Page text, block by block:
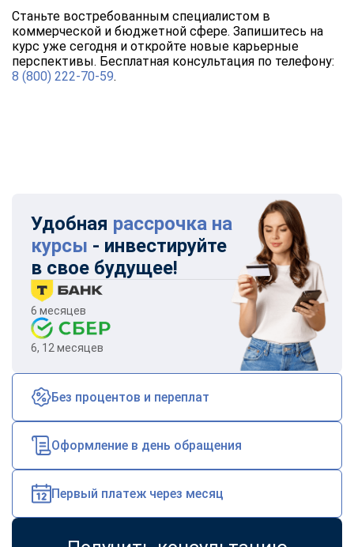
Станьте востребованным специалистом в
коммерческой и бюджетной сфере. Запишитесь на
курс уже сегодня и откройте новые карьерные
перспективы. Бесплатная консультация по телефону:
8 (800) 222-70-59.
Удобная рассрочка на
курсы - инвестируйте
в свое будущее!
6 месяцев
6, 12 месяцев
Без процентов и переплат
Оформление в день обращения
Первый платеж через месяц